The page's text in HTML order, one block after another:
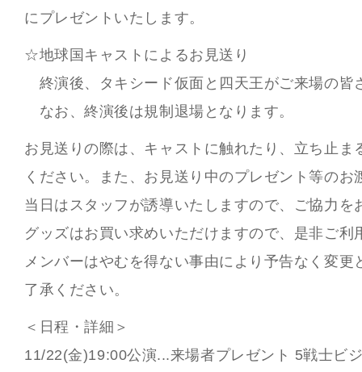
にプレゼントいたします。
☆地球国キャストによるお見送り
終演後、タキシード仮面と四天王がご来場の皆
なお、終演後は規制退場となります。
お見送りの際は、キャストに触れたり、立ち止
ください。また、お見送り中のプレゼント等のお
当日はスタッフが誘導いたしますので、ご協力
グッズはお買い求めいただけますので、是非ご利
メンバーはやむを得ない事由により予告なく変
了承ください。
＜日程・詳細＞
11/22(金)19:00公演...来場者プレゼント 5戦士ビ